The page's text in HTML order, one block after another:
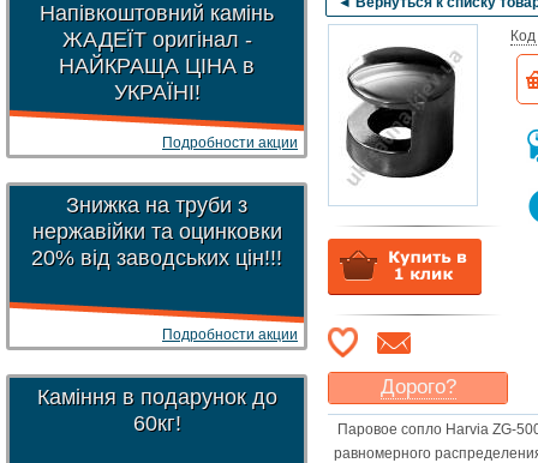
Напівкоштовний камінь
ЖАДЕЇТ оригінал -
НАЙКРАЩА ЦІНА в
УКРАЇНІ!
Подробности акции
Знижка на труби з
нержавійки та оцинковки
20% від заводських цін!!!
Подробности акции
Каміння в подарунок до
60кг!
Дорого?
Какая ценамогла бы
Васустроить?
Паровое сопло Harvia ZG-
равномерного